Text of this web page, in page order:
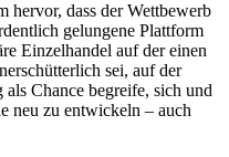
hervor, dass der Wettbewerb
gelungene Plattform
Einzelhandel auf der einen
sei, auf der
Chance begreife, sich und
neu zu entwickeln – auch